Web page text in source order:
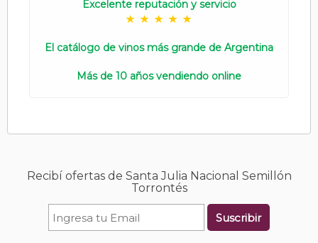
Excelente reputación y servicio
El catálogo de vinos más grande de Argentina
Más de 10 años vendiendo online
Recibí ofertas de Santa Julia Nacional Semillón
Torrontés
Suscribir